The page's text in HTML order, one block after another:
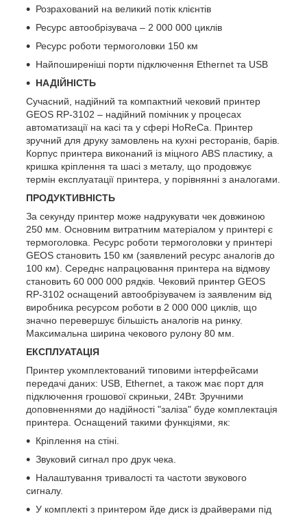
Розрахований на великий потік клієнтів
Ресурс автообрізувача – 2 000 000 циклів
Ресурс роботи термоголовки 150 км
Найпоширеніші порти підключення Ethernet та USB
НАДІЙНІСТЬ
Сучасний, надійний та компактний чековий принтер
GEOS RP-3102 – надійний помічник у процесах
автоматизації на касі та у сфері HoReCa. Принтер
зручний для друку замовлень на кухні ресторанів, барів.
Корпус принтера виконаний із міцного ABS пластику, а
кришка кріплення та шасі з металу, що продовжує
термін експлуатації принтера, у порівнянні з аналогами.
ПРОДУКТИВНІСТЬ
За секунду принтер може надрукувати чек довжиною
250 мм. Основним витратним матеріалом у принтері є
термоголовка. Ресурс роботи термоголовки у принтері
GEOS становить 150 км (заявлений ресурс аналогів до
100 км). Середнє напрацювання принтера на відмову
становить 60 000 000 рядків. Чековий принтер GEOS
RP-3102 оснащений автообрізувачем із заявленим від
виробника ресурсом роботи в 2 000 000 циклів, що
значно перевершує більшість аналогів на ринку.
Максимальна ширина чекового рулону 80 мм.
ЕКСПЛУАТАЦІЯ
Принтер укомплектований типовими інтерфейсами
передачі даних: USB, Ethernet, а також має порт для
підключення грошової скриньки, 24Вт. Зручними
доповненнями до надійності "заліза" буде комплектація
принтера. Оснащений такими функціями, як:
Кріплення на стіні.
Звуковий сигнал про друк чека.
Налаштування тривалості та частоти звукового
сигналу.
У комплекті з принтером йде диск із драйверами під